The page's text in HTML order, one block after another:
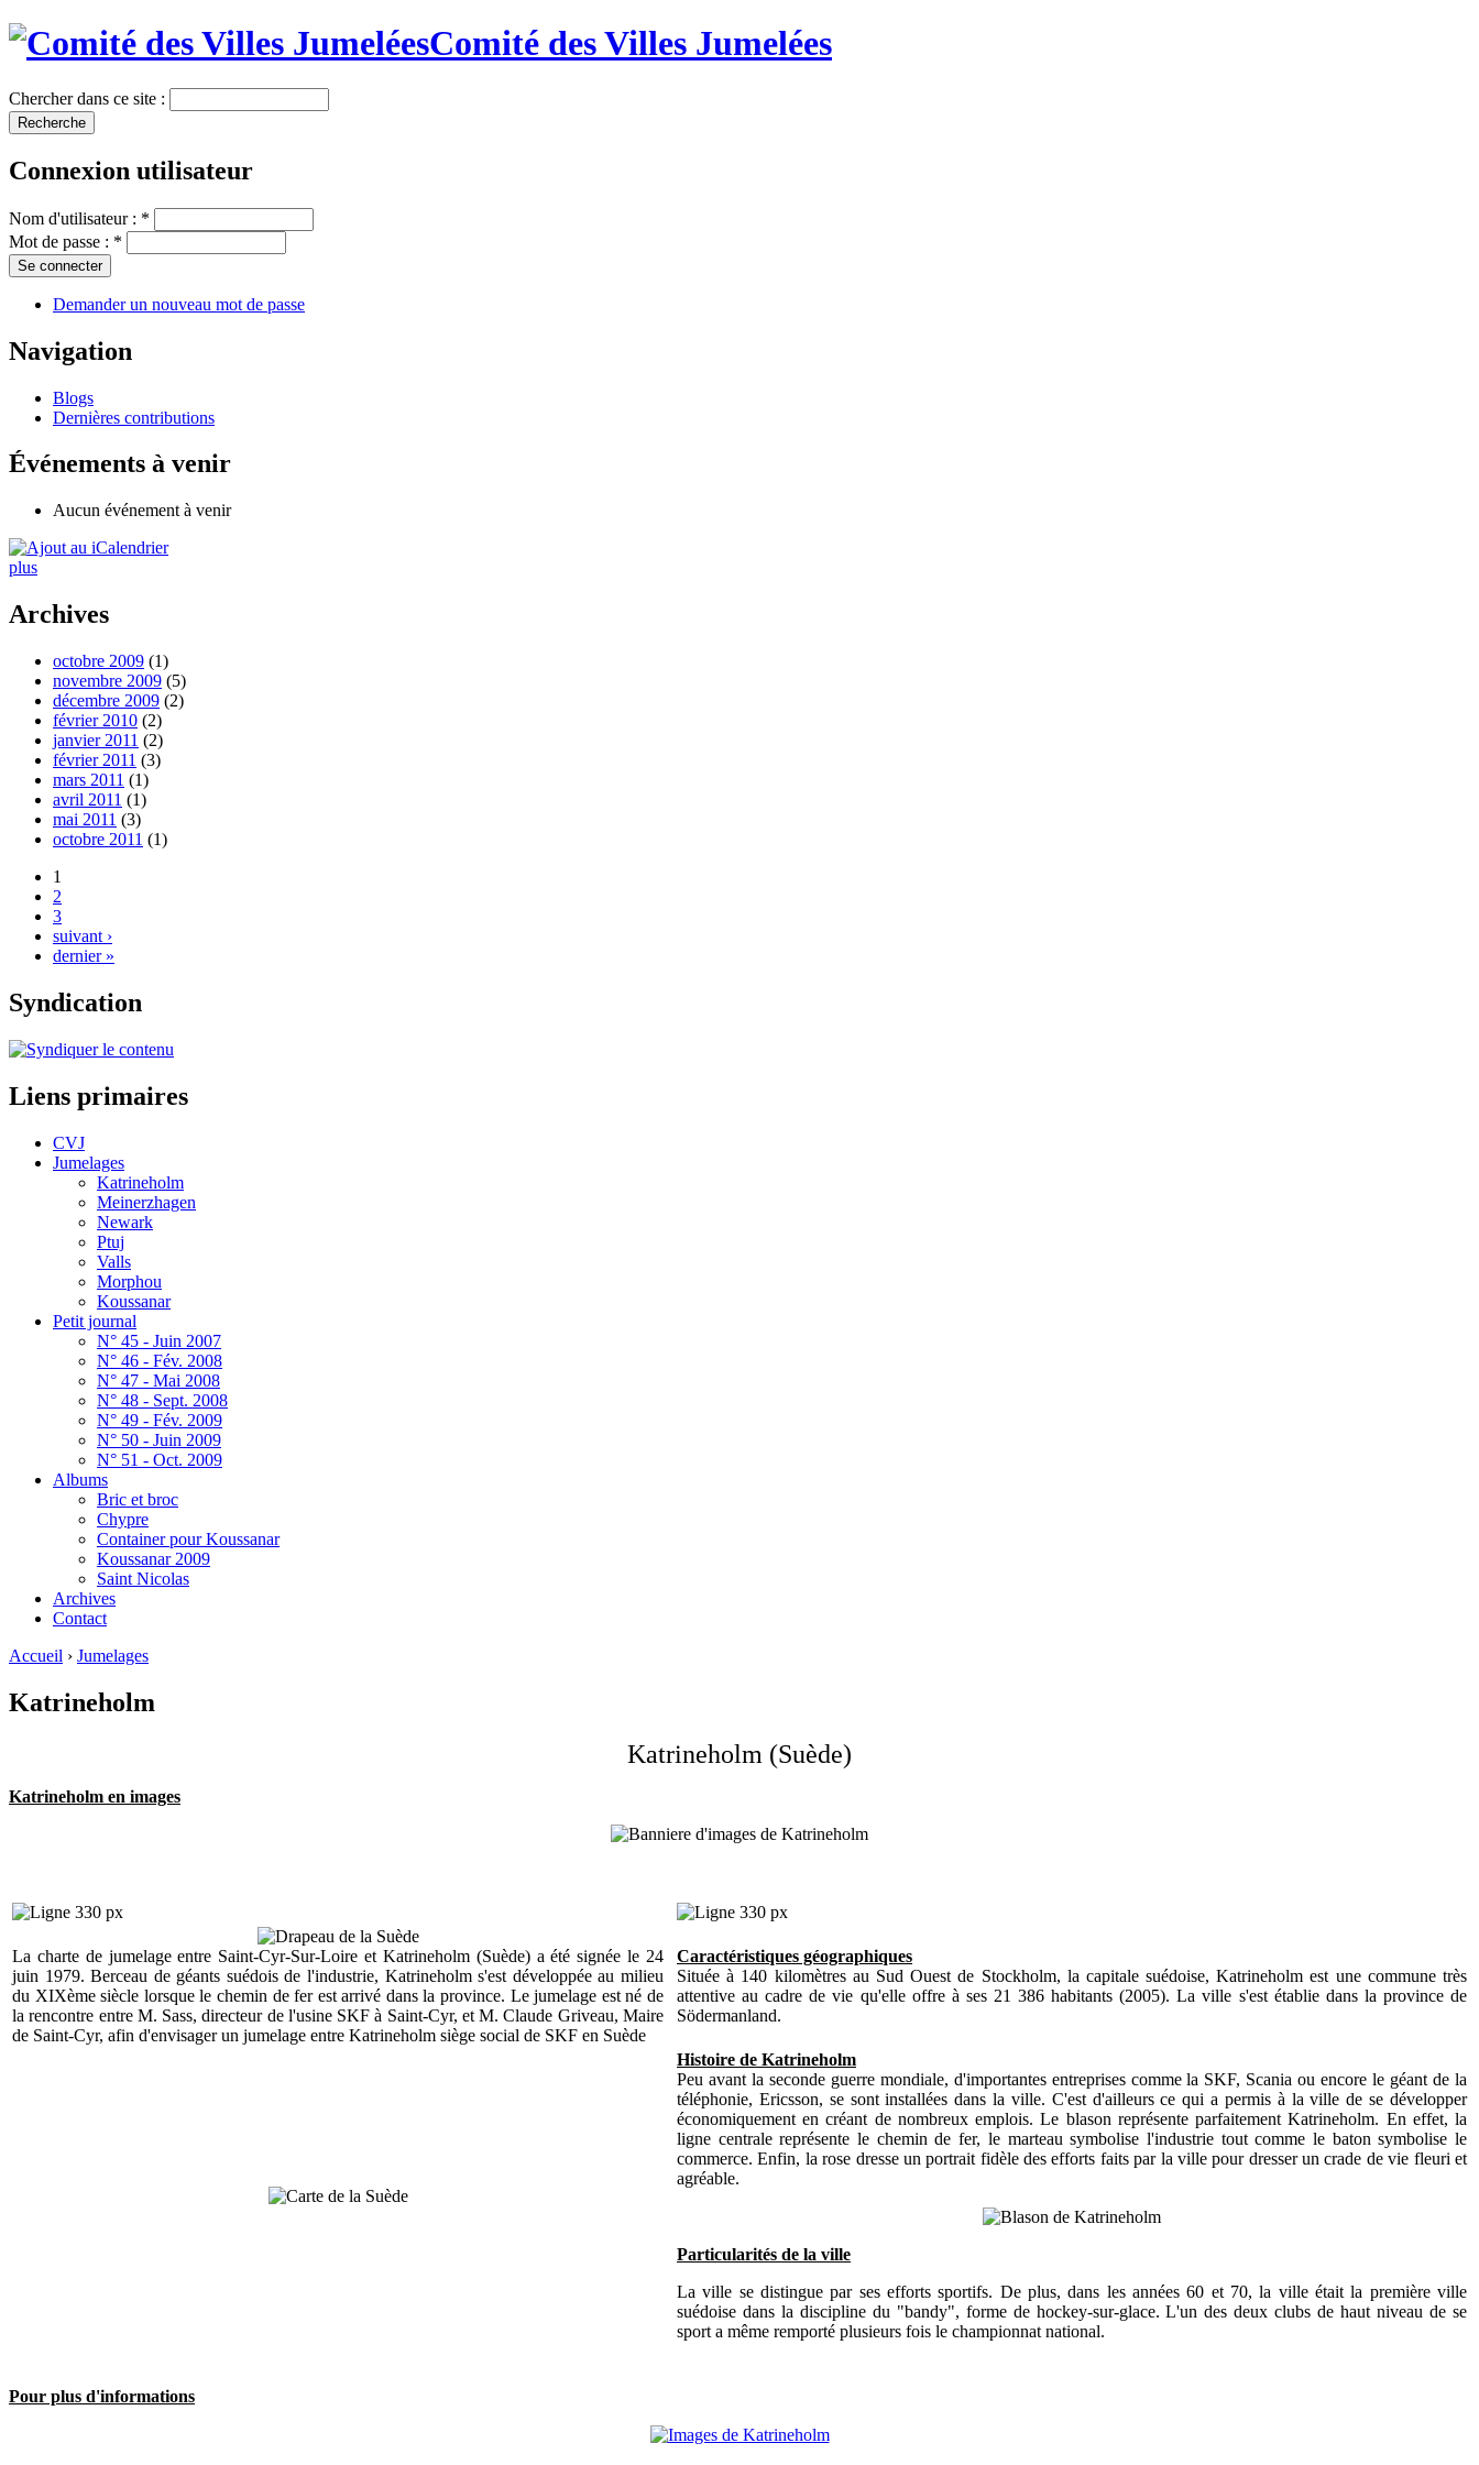
Comité des Villes Jumelées
Chercher dans ce site :
Connexion utilisateur
Nom d'utilisateur : *
Mot de passe : *
Demander un nouveau mot de passe
Navigation
Blogs
Dernières contributions
Événements à venir
Aucun événement à venir
plus
Archives
octobre 2009 (1)
novembre 2009 (5)
décembre 2009 (2)
février 2010 (2)
janvier 2011 (2)
février 2011 (3)
mars 2011 (1)
avril 2011 (1)
mai 2011 (3)
octobre 2011 (1)
1
2
3
suivant ›
dernier »
Syndication
Liens primaires
CVJ
Jumelages
Katrineholm
Meinerzhagen
Newark
Ptuj
Valls
Morphou
Koussanar
Petit journal
N° 45 - Juin 2007
N° 46 - Fév. 2008
N° 47 - Mai 2008
N° 48 - Sept. 2008
N° 49 - Fév. 2009
N° 50 - Juin 2009
N° 51 - Oct. 2009
Albums
Bric et broc
Chypre
Container pour Koussanar
Koussanar 2009
Saint Nicolas
Archives
Contact
Accueil › Jumelages
Katrineholm
Katrineholm (Suède)
Katrineholm en images
La charte de jumelage entre Saint-Cyr-Sur-Loire et Katrineholm (Suède) a été signée le 24
juin 1979. Berceau de géants suédois de l'industrie, Katrineholm s'est développée au milieu
du XIXème siècle lorsque le chemin de fer est arrivé dans la province. Le jumelage est né de
la rencontre entre M. Sass, directeur de l'usine SKF à Saint-Cyr, et M. Claude Griveau, Maire
de Saint-Cyr, afin d'envisager un jumelage entre Katrineholm siège social de SKF en Suède
Caractéristiques géographiques
Située à 140 kilomètres au Sud Ouest de Stockholm, la capitale suédoise, Katrineholm est une commune très
attentive au cadre de vie qu'elle offre à ses 21 386 habitants (2005). La ville s'est établie dans la province de
Södermanland.
Histoire de Katrineholm
Peu avant la seconde guerre mondiale, d'importantes entreprises comme la SKF, Scania ou encore le géant de la
téléphonie, Ericsson, se sont installées dans la ville. C'est d'ailleurs ce qui a permis à la ville de se développer
économiquement en créant de nombreux emplois. Le blason représente parfaitement Katrineholm. En effet, la
ligne centrale représente le chemin de fer, le marteau symbolise l'industrie tout comme le baton symbolise le
commerce. Enfin, la rose dresse un portrait fidèle des efforts faits par la ville pour dresser un crade de vie fleuri et
agréable.
Particularités de la ville
La ville se distingue par ses efforts sportifs. De plus, dans les années 60 et 70, la ville était la première ville
suédoise dans la discipline du "bandy", forme de hockey-sur-glace. L'un des deux clubs de haut niveau de se
sport a même remporté plusieurs fois le championnat national.
Pour plus d'informations